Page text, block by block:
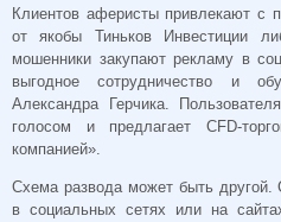
Клиентов аферисты привлекают
от якобы Тиньков Инвестиции
мошенники закупают рекламу в
выгодное сотрудничество и
Александра Герчика.
голосом и предлагает CFD-
компанией».
Схема развода может быть другой.
в социальных сетях или на